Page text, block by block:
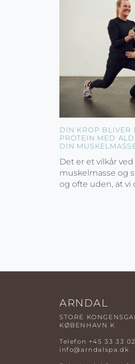
DIN KROP BLIVER
PROTEIN MED
DIN
Det er et vilkår
muskelmasse og
og ofte uden, at vi
ARNDAL
STORE
KØBENHAVN K
Telefon +45 33 33
info@arndalspa.dk